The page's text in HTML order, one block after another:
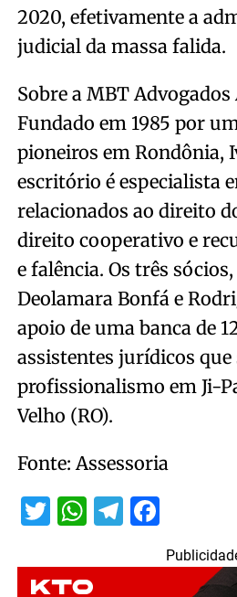
2020, efetivamente a
judicial da massa falida.
Sobre a MBT
Fundado em 1985 por
pioneiros em Rondônia,
escritório é especialista
relacionados ao direito
direito cooperativo e
e falência. Os três
Deolamara Bonfá e
apoio de uma banca de
assistentes jurídicos que
profissionalismo em Ji-
Velho (RO).
Fonte: Assessoria
Twitter
WhatsApp
Telegram